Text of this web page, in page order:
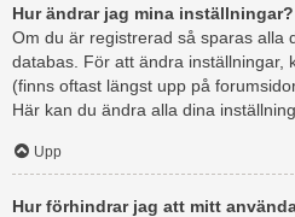
Hur ändrar jag mina inställningar?
Om du är registrerad så sparas alla
databas. För att ändra inställningar,
(finns oftast längst upp på
Här kan du ändra alla dina
Upp
Hur förhindrar jag att mitt